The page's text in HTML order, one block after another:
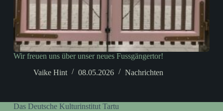
Wir freuen uns über unser neues Fussgängertor!
Vaike Hint
08.05.2026 Nachrichten
Das Deutsche Kulturinstitut Tartu